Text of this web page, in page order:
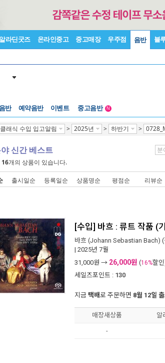
라딘굿즈 온라인중고 중고매장 우주점 음반 블
반 예약음반 이벤트
중고음반
중고음반
N
클래식 수입 입고알림 > 2025년 > 하반기 >
신간 베스트
16개의 상품이 있습니다.
출시일순 등록일순 상품명순 평점순 리뷰순
[수입] 바흐 : 류트 작품 (
바흐 (Johann Sebastian Bach)
| 2025년 7월
31,000원 → 26,000원 (16%할
세일즈포인트 : 130
지금 택배로 주문하면 8월 12일
매장새상품 알
-